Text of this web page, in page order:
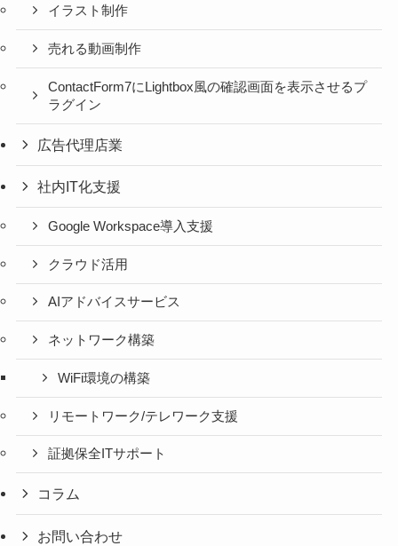
イラスト制作
売れる動画制作
ContactForm7にLightbox風の確認画面を表示させるプ
ラグイン
広告代理店業
社内IT化支援
Google Workspace導入支援
クラウド活用
AIアドバイスサービス
ネットワーク構築
WiFi環境の構築
リモートワーク/テレワーク支援
証拠保全ITサポート
コラム
お問い合わせ